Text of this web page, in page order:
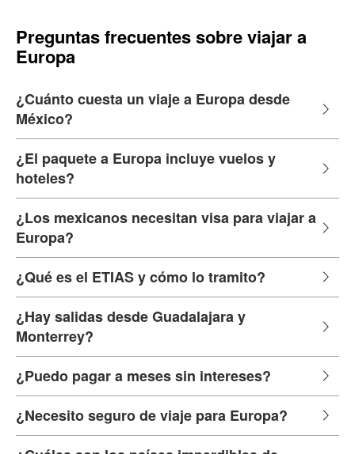
Preguntas frecuentes sobre viajar a
Europa
¿Cuánto cuesta un viaje a Europa desde
México?
¿El paquete a Europa incluye vuelos y
hoteles?
¿Los mexicanos necesitan visa para viajar a
Europa?
¿Qué es el ETIAS y cómo lo tramito?
¿Hay salidas desde Guadalajara y
Monterrey?
¿Puedo pagar a meses sin intereses?
¿Necesito seguro de viaje para Europa?